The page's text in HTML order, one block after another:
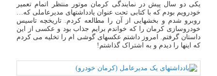
یکی دو سال پیش در نمایندگی کرمان موتور منتظر اتمام تعمیر
خودرویم بودم که با کتابی تحت عنوان یادداشتهای مدیرعاملی که…
روبرو شدم و بخشهایی از آن را مطالعه کردم. تاریخچه تاسیس
خودروسازی کرمان را که خواندم برایم جذاب بود و عکسی از این
داستان گرفتم. امروز داشتم عکسهای گوشی ام را تخلیه می کردم
که اینها را دیدم و به اشتراک گذاشتم!